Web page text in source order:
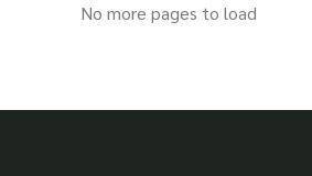
No more pages to load